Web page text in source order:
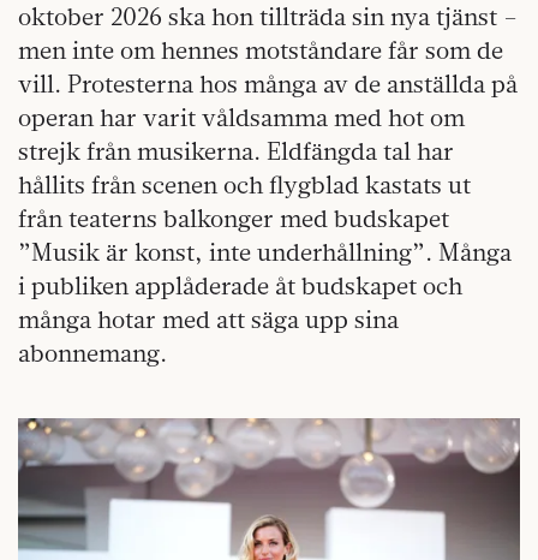
oktober 2026 ska hon tillträda sin nya tjänst –
men inte om hennes motståndare får som de
vill. Protesterna hos många av de anställda på
operan har varit våldsamma med hot om
strejk från musikerna. Eldfängda tal har
hållits från scenen och flygblad kastats ut
från teaterns balkonger med budskapet
”Musik är konst, inte underhållning”. Många
i publiken applåderade åt budskapet och
många hotar med att säga upp sina
abonnemang.